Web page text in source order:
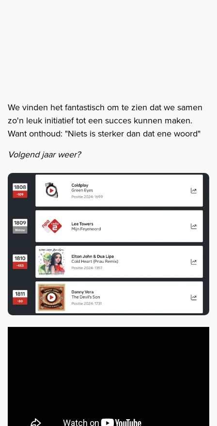
We vinden het fantastisch om te zien dat we samen
zo'n leuk initiatief tot een succes kunnen maken.
Want onthoud: "Niets is sterker dan dat ene woord"
Volgend jaar weer?